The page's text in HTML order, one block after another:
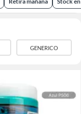
GENERICO